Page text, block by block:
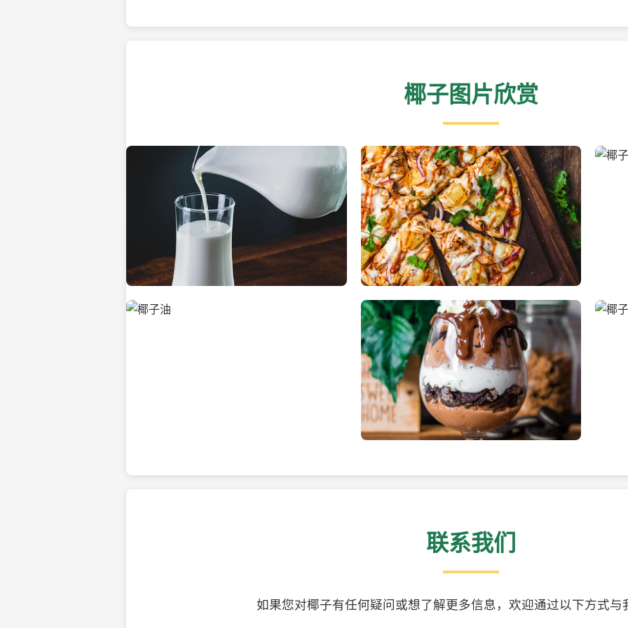
椰子图片欣赏
热带海滩上的椰子树 新鲜采摘的椰子 清凉
联系我们
如果您对椰子有任何疑问或想了解更多信息，欢迎通过以下方式与